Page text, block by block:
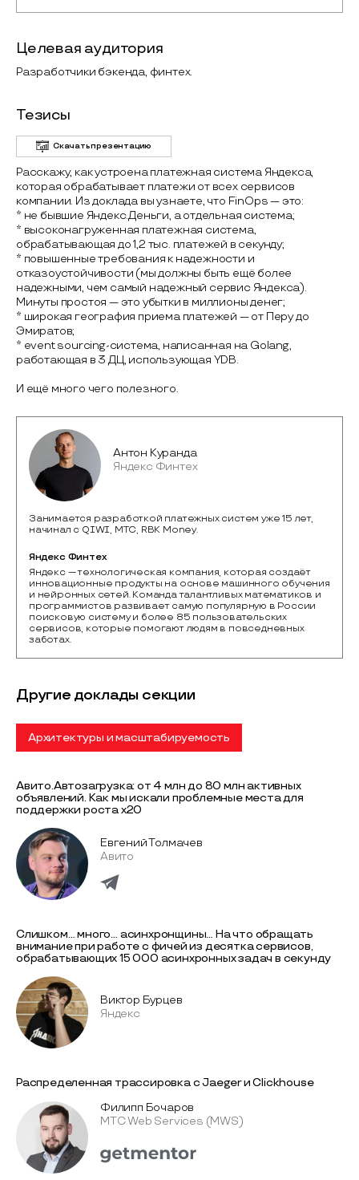
Целевая аудитория
Разработчики бэкенда, финтех.
Тезисы
Скачать презентацию
Расскажу, как устроена платежная система Яндекса,
которая обрабатывает платежи от всех сервисов
компании. Из доклада вы узнаете, что FinOps — это:
* не бывшие Яндекс.Деньги, а отдельная система;
* высоконагруженная платежная система,
обрабатывающая до 1,2 тыс. платежей в секунду;
* повышенные требования к надежности и
отказоустойчивости (мы должны быть ещё более
надежными, чем самый надежный сервис Яндекса).
Минуты простоя — это убытки в миллионы денег;
* широкая география приема платежей — от Перу до
Эмиратов;
* event sourcing-система, написанная на Golang,
работающая в 3 ДЦ, использующая YDB.
И ещё много чего полезного.
Антон Куранда
Яндекс Финтех
Занимается разработкой платежных систем уже 15 лет,
начинал с QIWI, МТС, RBK Money.
Яндекс Финтех
Яндекс — технологическая компания, которая создаёт
инновационные продукты на основе машинного обучения
и нейронных сетей. Команда талантливых математиков и
программистов развивает самую популярную в России
поисковую систему и более 85 пользовательских
сервисов, которые помогают людям в повседневных
заботах.
Другие доклады секции
Архитектуры и масштабируемость
Авито.Автозагрузка: от 4 млн до 80 млн активных
объявлений. Как мы искали проблемные места для
поддержки роста х20
Евгений Толмачев
Авито
Слишком… много… асинхронщины… На что обращать
внимание при работе с фичей из десятка сервисов,
обрабатывающих 15 000 асинхронных задач в секунду
Виктор Бурцев
Яндекс
Распределенная трассировка с Jaeger и Clickhouse
Филипп Бочаров
МТС Web Services (MWS)